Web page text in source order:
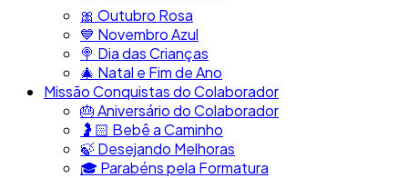
🎀​ Outubro Rosa
​💙​ Novembro Azul
🍭​ Dia das Crianças
🎄​ Natal e Fim de Ano
Missão Conquistas do Colaborador
🎂​ Aniversário do Colaborador
🤰🏻​ Bebê a Caminho
🍃​ Desejando Melhoras
🎓​ Parabéns pela Formatura